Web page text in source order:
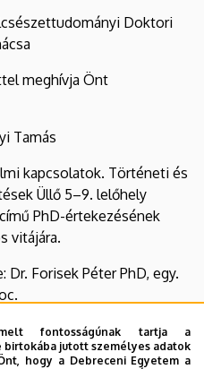
Doktori
meghívja Önt
Tamás
kapcsolatok. Történeti és
Üllő 5–9. lelőhely
PhD-értekezésének
vitájára.
Forisek Péter PhD, egy.
kerül sor.
fontosságúnak tartja a
jutott személyes adatok
hogy a Debreceni Egyetem a